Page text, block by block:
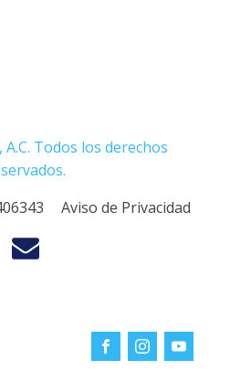
Todos los derechos
Aviso de Privacidad